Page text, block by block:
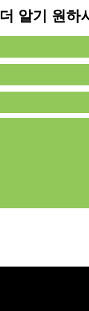
더 알기 원하